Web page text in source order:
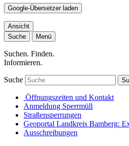
Google-Übersetzer laden
Ansicht
Suche
Menü
Suchen. Finden.
Informieren.
Suche
Öffnungszeiten und Kontakt
Anmeldung Sperrmüll
Straßensperrungen
Geoportal Landkreis Bamberg:
Ausschreibungen